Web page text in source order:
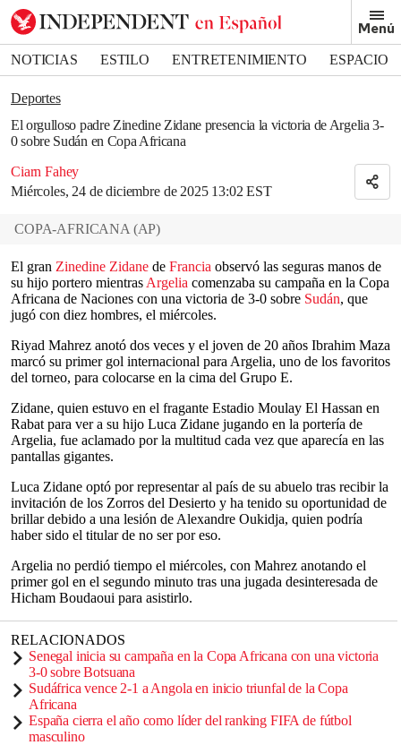
Menú
NOTICIAS ESTILO ENTRETENIMIENTO
ESPACIO
DEPORTES
Deportes
El orgulloso padre Zinedine Zidane presencia la victoria de Argelia 3-
0 sobre Sudán en Copa Africana
Ciarn Fahey
Miércoles, 24 de diciembre de 2025 13:02 EST
Bookmark popover
Removed from bookmarks
Close popover
COPA-AFRICANA (AP)
El gran Zinedine Zidane de Francia observó las seguras manos de
su hijo portero mientras Argelia comenzaba su campaña en la Copa
Africana de Naciones con una victoria de 3-0 sobre Sudán, que
jugó con diez hombres, el miércoles.
Riyad Mahrez anotó dos veces y el joven de 20 años Ibrahim Maza
marcó su primer gol internacional para Argelia, uno de los favoritos
del torneo, para colocarse en la cima del Grupo E.
Zidane, quien estuvo en el fragante Estadio Moulay El Hassan en
Rabat para ver a su hijo Luca Zidane jugando en la portería de
Argelia, fue aclamado por la multitud cada vez que aparecía en las
pantallas gigantes.
Luca Zidane optó por representar al país de su abuelo tras recibir la
invitación de los Zorros del Desierto y ha tenido su oportunidad de
brillar debido a una lesión de Alexandre Oukidja, quien podría
haber sido el titular de no ser por eso.
Argelia no perdió tiempo el miércoles, con Mahrez anotando el
primer gol en el segundo minuto tras una jugada desinteresada de
Hicham Boudaoui para asistirlo.
RELACIONADOS
Senegal inicia su campaña en la Copa Africana con una victoria
3-0 sobre Botsuana
Sudáfrica vence 2-1 a Angola en inicio triunfal de la Copa
Africana
España cierra el año como líder del ranking FIFA de fútbol
masculino